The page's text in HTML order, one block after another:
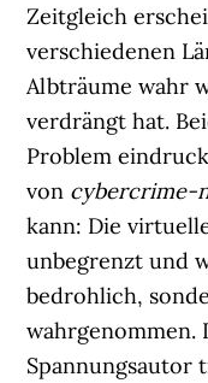
Zeitgleich
verschiedenen
Albträume wahr
verdrängt hat.
Problem
von cybercrime-
kann: Die
unbegrenzt und
bedrohlich,
wahrgenommen.
Spannungsautor